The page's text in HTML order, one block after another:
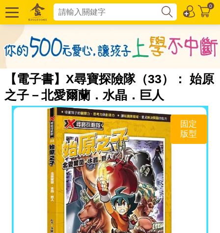
0
【電子書】X尋寶探險隊（33）： 始原
之子－北愛爾蘭．水晶．巨人
固定
版型